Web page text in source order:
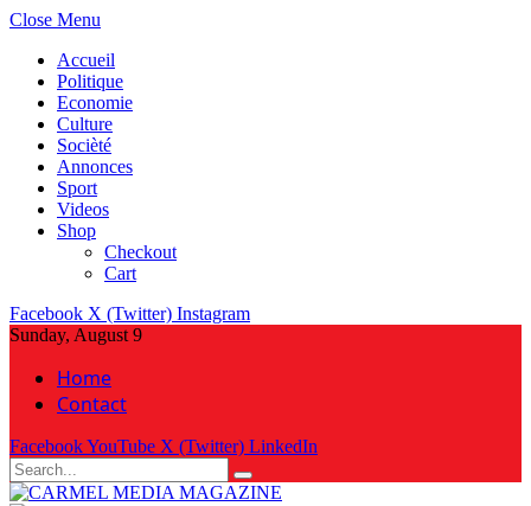
Close Menu
Accueil
Politique
Economie
Culture
Socièté
Annonces
Sport
Videos
Shop
Checkout
Cart
Facebook X (Twitter) Instagram
Sunday, August 9
Home
Contact
FacebookYouTube X (Twitter) LinkedIn